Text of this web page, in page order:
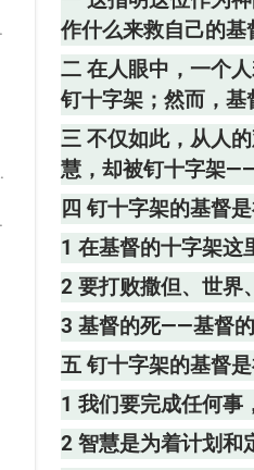
一24：
的能力——24节。
二7：
作什么来救自己的基
二 在人眼中，一个
钉十字架；然而，基
三 不仅如此，从人
慧，却被钉十字架——
四 钉十字架的基督
1 在基督的十字架这
2 要打败撒但、世界
3 基督的死——基督
五 钉十字架的基督
1 我们要完成任何事
2 智慧是为着计划和